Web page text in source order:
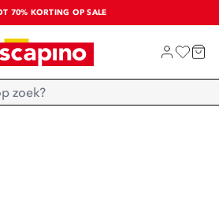
70% KORTING OP SALE
SALE: LAATSTE KANS!
SHOP NIEUW